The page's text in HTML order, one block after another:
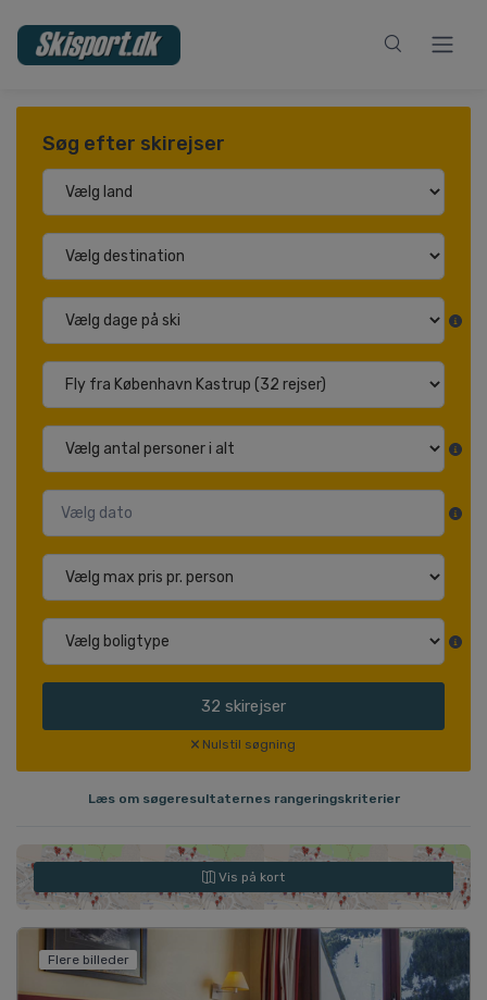
Søg efter skirejser
32 skirejser
Nulstil søgning
Læs om søgeresultaternes rangeringskriterier
Vis på kort
Flere billeder